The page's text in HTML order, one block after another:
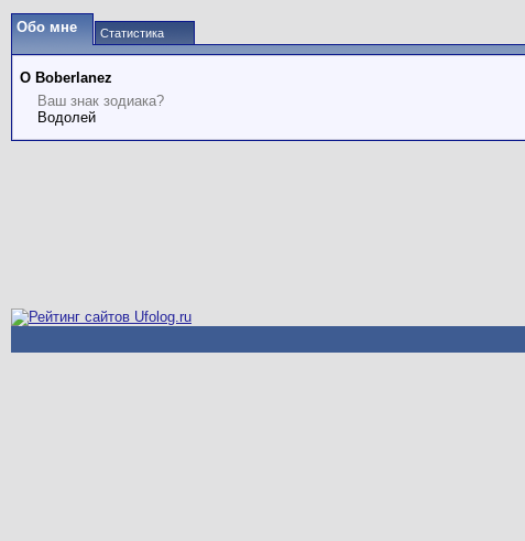
Обо мне Статистика
О Boberlanez
Ваш знак зодиака?
Водолей